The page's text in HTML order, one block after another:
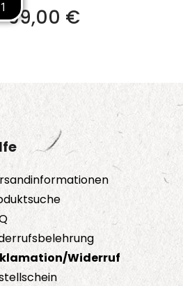
99,00 €
Widerruf